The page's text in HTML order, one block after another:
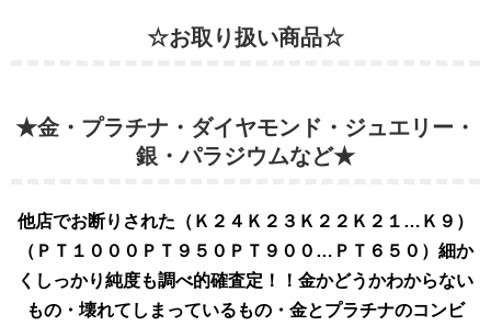
☆お取り扱い商品☆
★金・プラチナ・ダイヤモンド・ジュエリー・
銀・パラジウムなど★
他店でお断りされた（Ｋ２４Ｋ２３Ｋ２２Ｋ２１…Ｋ９）
（ＰＴ１０００ＰＴ９５０ＰＴ９００…ＰＴ６５０）細か
くしっかり純度も調べ的確査定！！金かどうかわからない
もの・壊れてしまっているもの・金とプラチナのコンビ